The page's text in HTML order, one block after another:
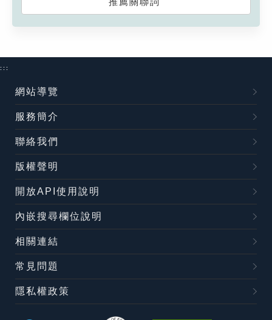
:::
網站導覽
服務簡介
聯絡我們
版權聲明
開放API使用說明
內嵌搜尋欄位說明
相關連結
常見問題
隱私權政策